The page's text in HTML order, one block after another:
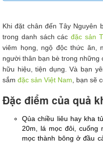
Khi đặt chân đến Tây Nguyên
trong danh sách các đặc sản
viêm họng, ngộ độc thức ăn,
người thân bạn bè trong những
hữu hiệu, tiện dụng. Và bạn
sắm đặc sản Việt Nam , bạn sẽ
Đặc điểm của quả
Qủa chiều liêu hay kha
20m, lá mọc đôi, cuống
mọc thành bông ở đầu